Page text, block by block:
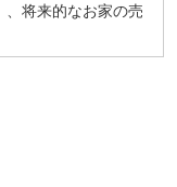
、将来的なお家の売